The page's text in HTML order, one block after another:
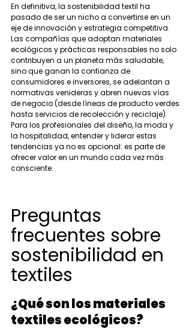
En definitiva, la sostenibilidad textil ha
pasado de ser un nicho a convertirse en un
eje de innovación y estrategia competitiva.
Las compañías que adoptan materiales
ecológicos y prácticas responsables no solo
contribuyen a un planeta más saludable,
sino que ganan la confianza de
consumidores e inversores, se adelantan a
normativas venideras y abren nuevas vías
de negocio (desde líneas de producto verdes
hasta servicios de recolección y reciclaje).
Para los profesionales del diseño, la moda y
la hospitalidad, entender y liderar estas
tendencias ya no es opcional: es parte de
ofrecer valor en un mundo cada vez más
consciente.
Preguntas
frecuentes sobre
sostenibilidad en
textiles
¿Qué son los materiales
textiles ecológicos?